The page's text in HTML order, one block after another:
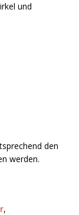
und
den
werden.
,